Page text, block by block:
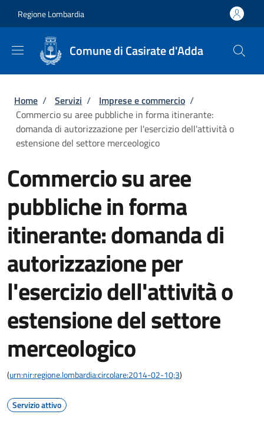
Regione Lombardia
Comune di Casirate d'Adda
Briciole di pane
Home / Servizi / Imprese e commercio /
Commercio su aree pubbliche in forma itinerante:
domanda di autorizzazione per l'esercizio dell'attività o
estensione del settore merceologico
Commercio su aree
pubbliche in forma
itinerante: domanda di
autorizzazione per
l'esercizio dell'attività o
estensione del settore
merceologico
(urn:nir:regione.lombardia:circolare:2014-02-10;3)
Servizio attivo